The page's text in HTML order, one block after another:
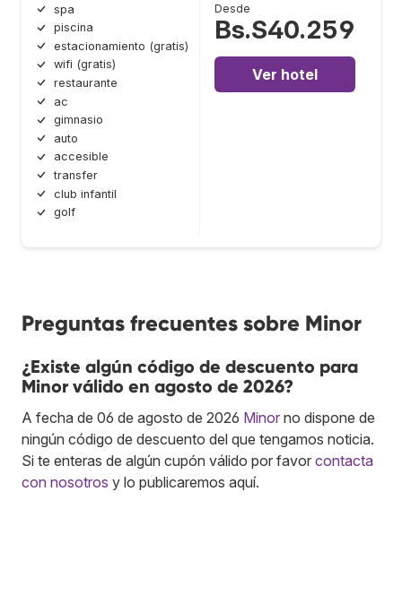
spa
piscina
estacionamiento (gratis)
wifi (gratis)
restaurante
ac
gimnasio
auto
accesible
transfer
club infantil
golf
Desde
Bs.S40.259
Ver hotel
Preguntas frecuentes sobre Minor
¿Existe algún código de descuento para
Minor válido en agosto de 2026?
A fecha de 06 de agosto de 2026 Minor no dispone de
ningún código de descuento del que tengamos noticia.
Si te enteras de algún cupón válido por favor contacta
con nosotros y lo publicaremos aquí.